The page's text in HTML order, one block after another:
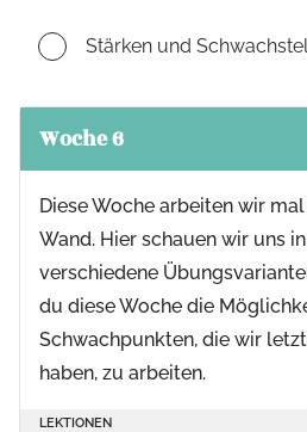
Stärken und
Woche 6
Diese Woche arbeiten wir
Wand. Hier schauen wir uns
verschiedene
du diese Woche die
Schwachpunkten, die wir
haben, zu arbeiten.
LEKTIONEN